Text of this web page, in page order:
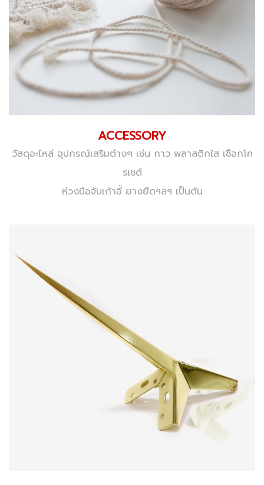
ACCESSORY
วัสดุอะไหล่ อุปกรณ์เสริมต่างๆ เช่น กาว พลาสติกใส เชือกโค
รเชต์
ห่วงมือจับเก้าอี้ ยางยืดฯลฯ เป็นต้น